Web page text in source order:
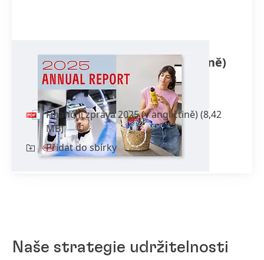
Finanční zpráva 2025 (v angličtině)
incl.Sustainability Statement
Finanční zpráva 2025(v angličtině)(8,42
MB)
Přidat do sbírky
Naše strategie udržitelnosti